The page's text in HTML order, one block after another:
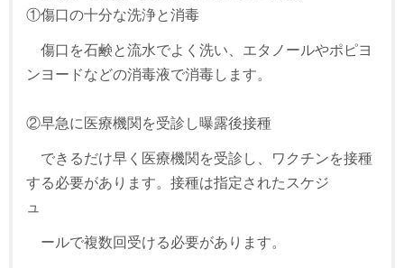
①傷口の十分な洗浄と消毒
傷口を石鹸と流水でよく洗い、エタノールやポピヨ
ンヨードなどの消毒液で消毒します。
②早急に医療機関を受診し曝露後接種
できるだけ早く医療機関を受診し、ワクチンを接種
する必要があります。接種は指定されたスケジ
ュ
ールで複数回受ける必要があります。